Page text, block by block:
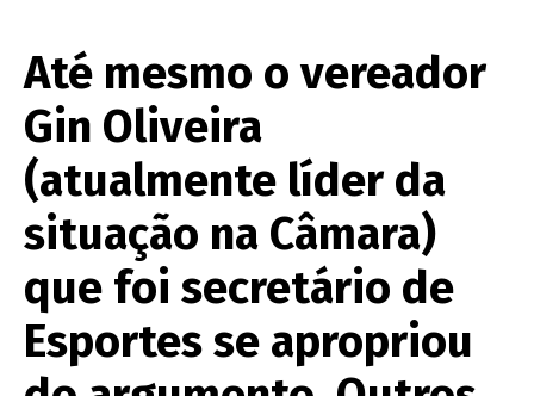
Até mesmo o vereador
Gin Oliveira
(atualmente líder da
situação na Câmara)
que foi secretário de
Esportes se apropriou